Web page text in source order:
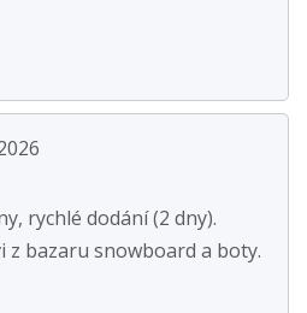
rychlé dodání (2 dny).
z bazaru snowboard a boty.